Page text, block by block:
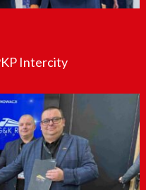
Intercity